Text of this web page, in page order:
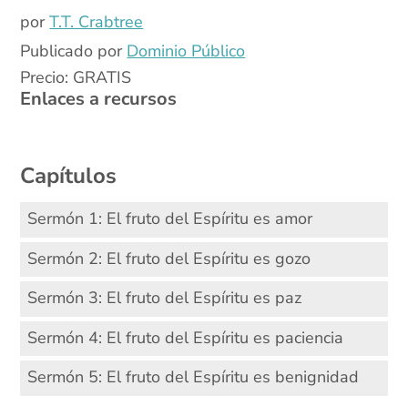
porT.T. Crabtree
Publicado por Dominio Público
Precio: GRATIS
Enlaces a recursos
Capítulos
Sermón 1: El fruto del Espíritu es amor
Sermón 2: El fruto del Espíritu es gozo
Sermón 3: El fruto del Espíritu es paz
Sermón 4: El fruto del Espíritu es paciencia
Sermón 5: El fruto del Espíritu es benignidad